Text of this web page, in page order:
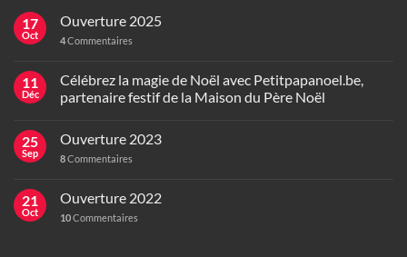
17
Oct
Ouverture 2025
4Commentaires
11
Déc
Célébrez la magie de Noël avec Petitpapanoel.be,
partenaire festif de la Maison du Père Noël
25
Sep
Ouverture 2023
8Commentaires
21
Oct
Ouverture 2022
10Commentaires